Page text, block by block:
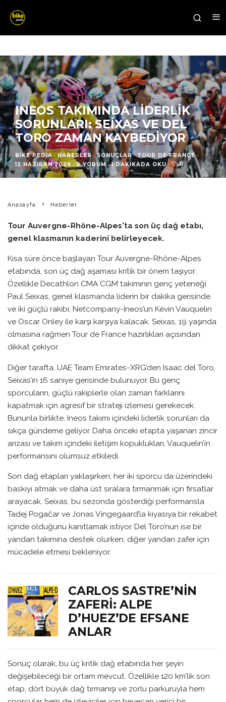
INEOS TAKIMINDA LIDERLIK
SORUNLARI: SEIXAS VE DEL
TORO ZAMAN KAYBEDIYOR
BIKE PEDIA · HABERLER SONUÇLAR TOUR DE FRANCE ·
12 HAZIRAN 2026 · 0 YORUM · 1 DAKIKADA OKU · 0
Anasayfa Haberler
Tour Auvergne-Rhône-Alpes'ta son üç dağ etabı,
genel klasmanın kaderini belirleyecek.
Kısa süre önce başlayan Tour Auvergne-Rhône-Alpes
etabında, son üç dağ aşaması kritik bir önem taşıyor.
Özellikle Decathlon CMA CGM takımının genç yeteneği
Paul Seixas, genel klasmanda liderin bir dakika gerisinde
ve iki güçlü rakibi, Netcompany-Ineos’un Kévin Vauquelin
ve Oscar Onley ile karşı karşıya kalacak. Seixas, 19 yaşında
olmasına rağmen Tour de France hazırlıkları açısından
dikkat çekiyor.
Diğer tarafta, UAE Team Emirates-XRG’den Isaac del Toro,
Seixas’ın 16 saniye gerisinde bulunuyor. Bu genç
sporcuların, güçlü rakiplerle olan zaman farklarını
kapatmak için agresif bir strateji izlemesi gerekecek.
Bununla birlikte, Ineos takımı içindeki liderlik sorunları da
sıkça gündeme geliyor. Daha önceki etapta yaşanan zincir
arızası ve takım içindeki iletişim kopuklukları, Vauquelin’in
performansını olumsuz etkiledi.
Son dağ etapları yaklaşırken, her iki sporcu da üzerindeki
baskıyı atmak ve daha üst sıralara tırmanmak için fırsatlar
arayacak. Seixas, bu sezonda gösterdiği performansla
Tadej Pogačar ve Jonas Vingegaard’la kıyasıya bir rekabet
içinde olduğunu kanıtlamak istiyor. Del Toro’nun ise bir
yandan takımına destek olurken, diğer yandan zafer için
mücadele etmesi bekleniyor.
CARLOS SASTRE’NIN
ZAFERI: ALPE
D’HUEZ’DE EFSANE
ANLAR
Sonuç olarak, bu üç kritik dağ etabında her şeyin
değişebileceği bir ortam mevcut. Özellikle 120 km’lik son
etap, dört büyük dağ tırmanışı ve zorlu parkuruyla hem